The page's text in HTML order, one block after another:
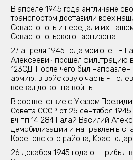
В апреле 1945 года англичане
транспортом доставили всех
Севастополь и передали их
Севастопольского гарнизона.
27 апреля 1945 года мой отец -
Алексеевич прошел
123СД. После чего был
армию, в войсковую часть -
воевал до конца войны.
В соответствие с Указом
Совета СССР от 25 сентября
вч пп 14 284 Галай Василий
демобилизации и направлен в
Кореновского района,
26 декабря 1945 года он прибыл